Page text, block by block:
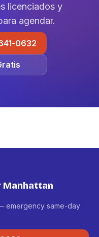
licenciados y
agendar.
0632
Manhattan
emergency same-day